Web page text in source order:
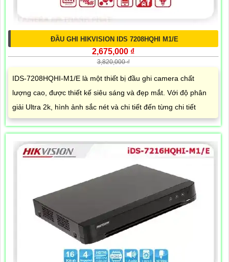
ĐẦU GHI HIKVISION IDS 7208HQHI M1/E
2,675,000 ₫
3,820,000 ₫
IDS-7208HQHI-M1/E là một thiết bị đầu ghi camera chất
lượng cao, được thiết kế siêu sáng và đẹp mắt. Với độ phân
giải Ultra 2k, hình ảnh sắc nét và chi tiết đến từng chi tiết